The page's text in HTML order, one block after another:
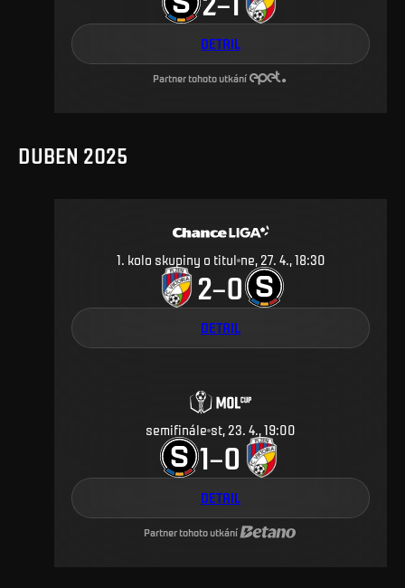
DETAIL
Partner tohoto utkání
DUBEN 2025
1. kolo skupiny o titul ne, 27. 4., 18:30
2–0
DETAIL
semifinále st, 23. 4., 19:00
1–0
DETAIL
Partner tohoto utkání